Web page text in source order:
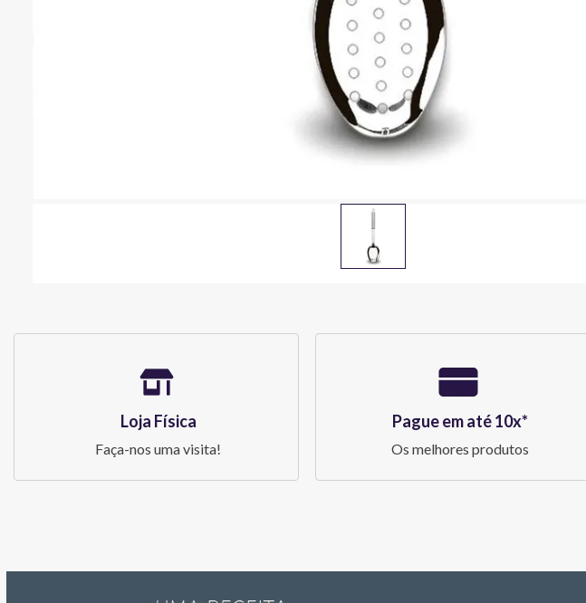
Loja Física
Faça-nos uma visita!
Pague em até 10x*
Os melhores produtos